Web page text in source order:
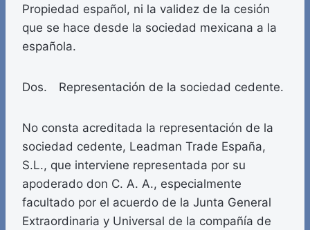
Propiedad español, ni la validez de la cesión
que se hace desde la sociedad mexicana a la
española.
Dos. Representación de la sociedad cedente.
No consta acreditada la representación de la
sociedad cedente, Leadman Trade España,
S.L., que interviene representada por su
apoderado don C. A. A., especialmente
facultado por el acuerdo de la Junta General
Extraordinaria y Universal de la compañía de